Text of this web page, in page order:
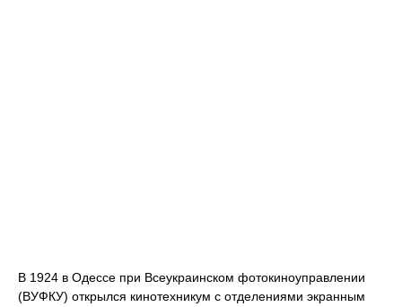
В 1924 в Одессе при Всеукраинском фотокиноуправлении
(ВУФКУ) открылся кинотехникум с отделениями экранным